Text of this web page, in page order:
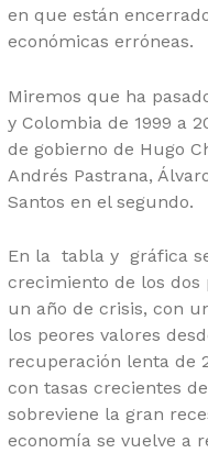
en que están
económicas erróneas.
Miremos que ha
y Colombia de 1999 a
de gobierno de Hugo
Andrés Pastrana,
Santos en el segundo.
En la tabla y gráfica
crecimiento de los dos
un año de crisis, con
los peores valores
recuperación lenta de
con tasas crecientes
sobreviene la gran
economía se vuelve a